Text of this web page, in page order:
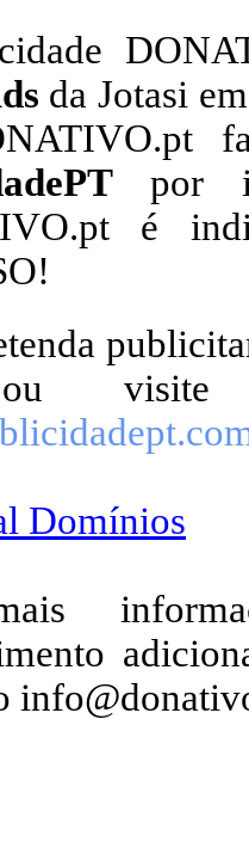
da Jotasi
por
é
visite